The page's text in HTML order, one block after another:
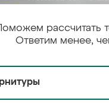
рассчитать
Ответим менее,